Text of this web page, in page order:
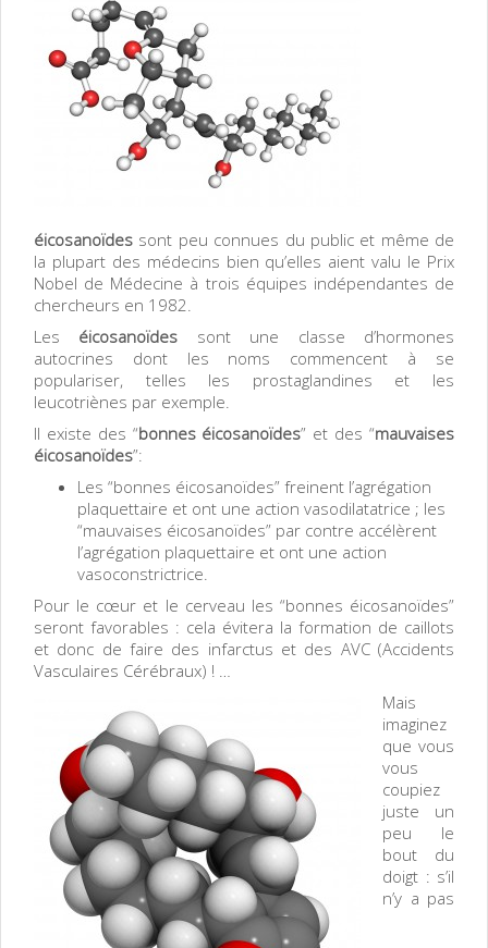
éicosanoïdes sont peu connues du public et même de
la plupart des médecins bien qu’elles aient valu le Prix
Nobel de Médecine à trois équipes indépendantes de
chercheurs en 1982.
Les éicosanoïdes sont une classe d’hormones
autocrines dont les noms commencent à se
populariser, telles les prostaglandines et les
leucotriènes par exemple.
Il existe des “bonnes éicosanoïdes” et des “mauvaises
éicosanoïdes”:
Les “bonnes éicosanoïdes” freinent l’agrégation
plaquettaire et ont une action vasodilatatrice ; les
“mauvaises éicosanoïdes” par contre accélèrent
l’agrégation plaquettaire et ont une action
vasoconstrictrice.
Pour le cœur et le cerveau les “bonnes éicosanoïdes”
seront favorables : cela évitera la formation de caillots
et donc de faire des infarctus et des AVC (Accidents
Vasculaires Cérébraux) ! …
Mais
imaginez
que vous
vous
coupiez
juste un
peu le
bout du
doigt : s’il
n’y a pas